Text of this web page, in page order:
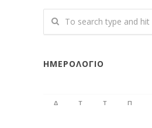
ΗΜΕΡΟΛΌΓΙΟ
Δ Τ Τ Π